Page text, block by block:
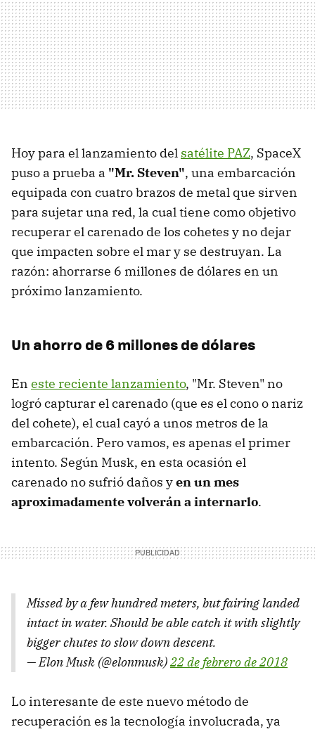
Hoy para el lanzamiento del satélite PAZ, SpaceX
puso a prueba a "Mr. Steven", una embarcación
equipada con cuatro brazos de metal que sirven
para sujetar una red, la cual tiene como objetivo
recuperar el carenado de los cohetes y no dejar
que impacten sobre el mar y se destruyan. La
razón: ahorrarse 6 millones de dólares en un
próximo lanzamiento.
Un ahorro de 6 millones de dólares
En este reciente lanzamiento, "Mr. Steven" no
logró capturar el carenado (que es el cono o nariz
del cohete), el cual cayó a unos metros de la
embarcación. Pero vamos, es apenas el primer
intento. Según Musk, en esta ocasión el
carenado no sufrió daños yen un mes
aproximadamente volverán a internarlo.
Missed by a few hundred meters, but fairing landed
intact in water. Should be able catch it with slightly
bigger chutes to slow down descent.
— Elon Musk (@elonmusk)22 de febrero de 2018
Lo interesante de este nuevo método de
recuperación es la tecnología involucrada, ya